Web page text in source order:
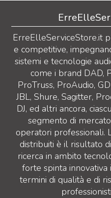
ErreElleServiceStore.it
e competitive,
sistemi e tecnologie
come i brand DAD,
ProTruss, ProAudio,
JBL, Shure, Sagitter,
DJ, ed altri ancora,
segmento di
operatori professionali.
distribuiti è il risultato
ricerca in ambito
forte spinta
termini di qualità e di